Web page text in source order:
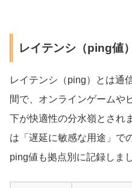
レイテンシ（ping値
レイテンシ（ping）とは通
間で、オンラインゲームや
下が快適性の分水嶺とされ
は「遅延に敏感な用途」で
ping値も拠点別に記録しま